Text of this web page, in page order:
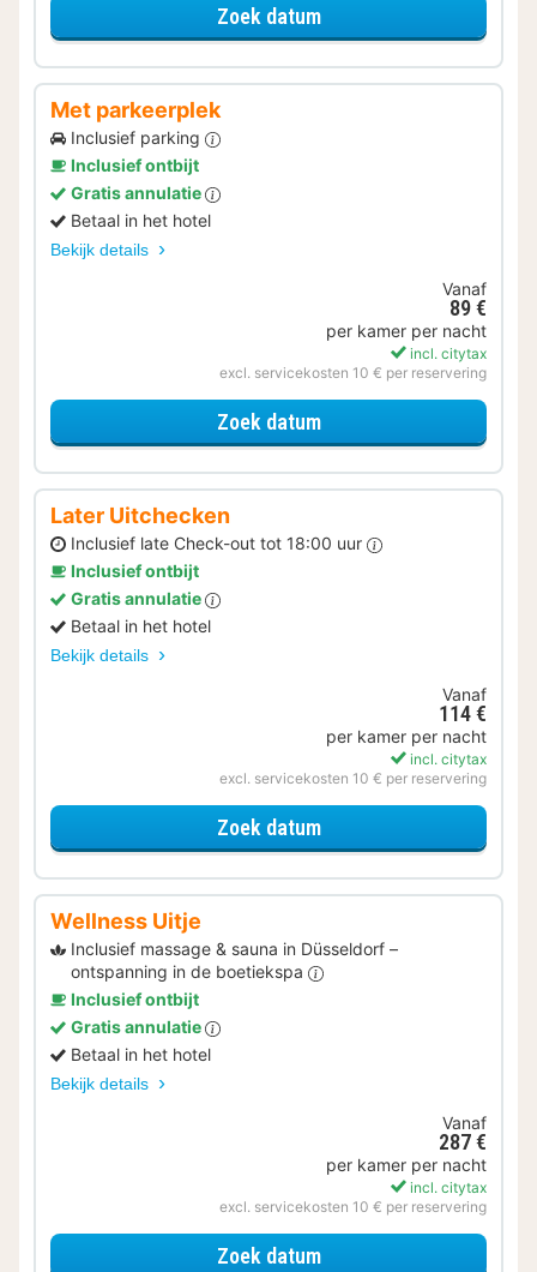
Zoek datumvoor Upgrade Special
Met parkeerplek
Inclusief parking
Inclusief ontbijt
Gratis annulatie
Betaal in het hotel
Bekijk details
Vanaf
89 €
per kamer per nacht
incl. citytax
excl. servicekosten 10 € per reservering
Zoek datumvoor Met parkeerplek
Later Uitchecken
Inclusief late Check-out tot 18:00 uur
Inclusief ontbijt
Gratis annulatie
Betaal in het hotel
Bekijk details
Vanaf
114 €
per kamer per nacht
incl. citytax
excl. servicekosten 10 € per reservering
Zoek datumvoor Later Uitchecken
Wellness Uitje
Inclusief massage & sauna in Düsseldorf –
ontspanning in de boetiekspa
Inclusief ontbijt
Gratis annulatie
Betaal in het hotel
Bekijk details
Vanaf
287 €
per kamer per nacht
incl. citytax
excl. servicekosten 10 € per reservering
Zoek datumvoor Wellness Uitje